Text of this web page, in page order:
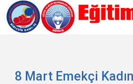
8 Mart Emekçi